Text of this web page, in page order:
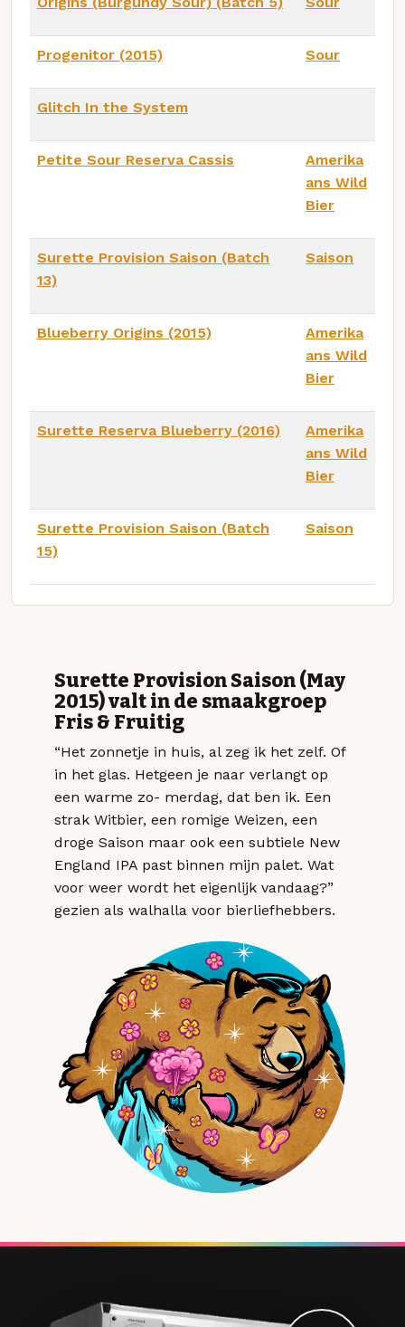
Progenitor (2015) Sour
Glitch In the System
Petite Sour Reserva Cassis
Amerika
ans Wild
Bier
Surette Provision Saison (Batch
13)
Saison
Blueberry Origins (2015)
Amerika
ans Wild
Bier
Surette Reserva Blueberry (2016)
Amerika
ans Wild
Bier
Surette Provision Saison (Batch
15)
Saison
Surette Provision Saison (May
2015) valt in de smaakgroep
Fris & Fruitig
“Het zonnetje in huis, al zeg ik het zelf. Of
in het glas. Hetgeen je naar verlangt op
een warme zo- merdag, dat ben ik. Een
strak Witbier, een romige Weizen, een
droge Saison maar ook een subtiele New
England IPA past binnen mijn palet. Wat
voor weer wordt het eigenlijk vandaag?”
gezien als walhalla voor bierliefhebbers.